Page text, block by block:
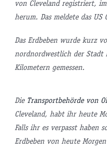
von Cleveland registriert,
herum. Das meldete das US
Das Erdbeben wurde kurz
nordnordwestlich der Stadt
Kilometern gemessen.
Die Transportbehörde von
Cleveland, habt ihr heute
Falls ihr es verpasst haben
Erdbeben von heute